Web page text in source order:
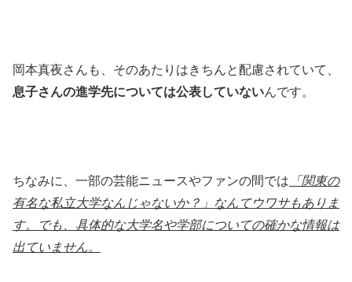
岡本真夜さんも、そのあたりはきちんと配慮されていて、
息子さんの進学先については公表していないんです。
ちなみに、一部の芸能ニュースやファンの間では 「関東の
有名な私立大学なんじゃないか？」なんてウワサもありま
す。でも、具体的な大学名や学部についての確かな情報は
出ていません。